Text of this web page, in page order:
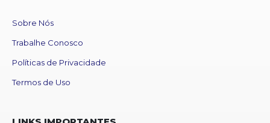
Sobre Nós
Trabalhe Conosco
Políticas de Privacidade
Termos de Uso